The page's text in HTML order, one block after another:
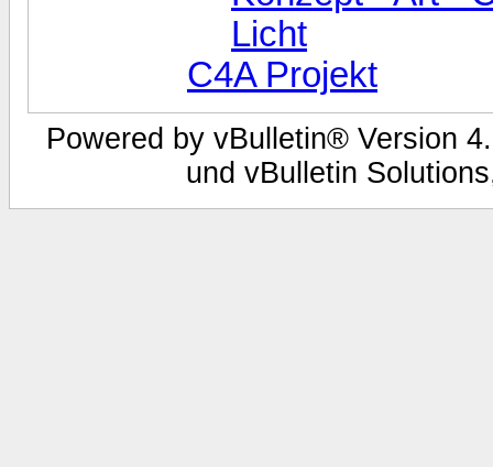
Licht
C4A Projekt
Powered by vBulletin® Version
und vBulletin